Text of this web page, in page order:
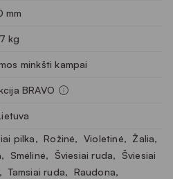
mm
kg
minkšti kampai
BRAVO
pilka, Rožinė, Violetinė, Žalia,
, Smėlinė, Šviesiai ruda, Šviesiai
, Tamsiai ruda, Raudona,